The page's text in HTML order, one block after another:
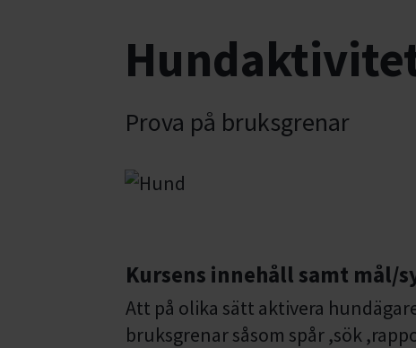
Prova på bruksgrenar
Kursens innehåll samt mål/
Att på olika sätt aktivera
bruksgrenar såsom spår ,sök